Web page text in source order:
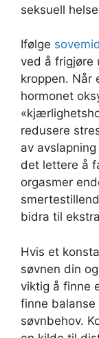
seksuell
Ifølge
ved å frigjøre
kroppen. Når
hormonet
redusere
av
det lettere å
orgasmer
bidra til
Hvis et
søvnen din
viktig å finne
finne balanse
søvnbehov.